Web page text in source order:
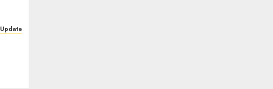
Update